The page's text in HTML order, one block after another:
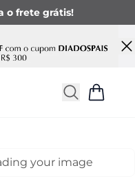
o frete grátis!
your image